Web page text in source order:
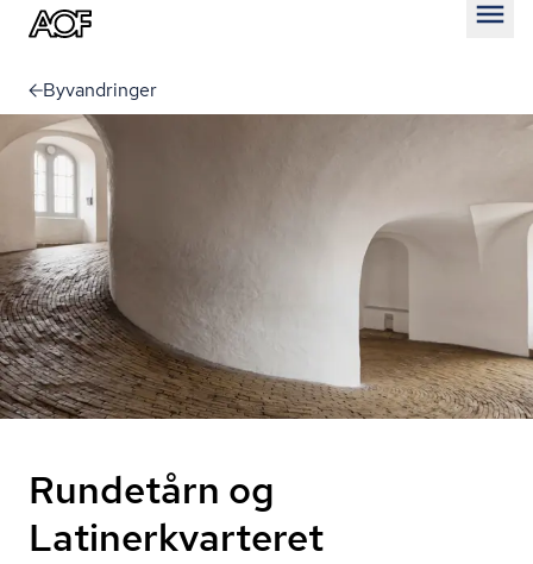
Byvandringer
Rundetårn og
Latinerkvarteret